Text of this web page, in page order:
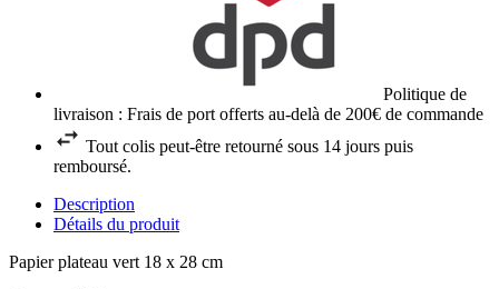
Politique de
livraison : Frais de port offerts au-delà de 200€ de commande
Tout colis peut-être retourné sous 14 jours puis
remboursé.
Description
Détails du produit
Papier plateau vert 18 x 28 cm